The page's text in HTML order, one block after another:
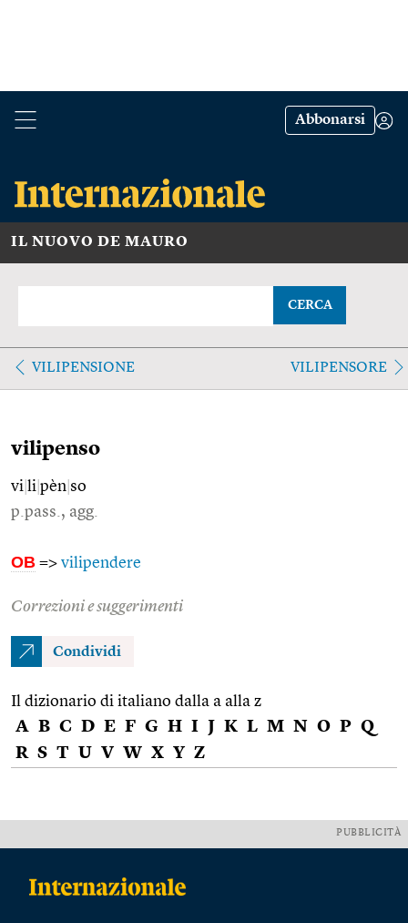
Abbonarsi
IL NUOVO DE MAURO
CERCA
VILIPENSIONE VILIPENSORE
vilipenso
vi li pèn so
p.pass., agg.
OB => vilipendere
Correzioni e suggerimenti
Condividi
Il dizionario di italiano dalla a alla z
A B C D E F G H I J K L M N O P Q
R S T U V W X Y Z
PUBBLICITÀ